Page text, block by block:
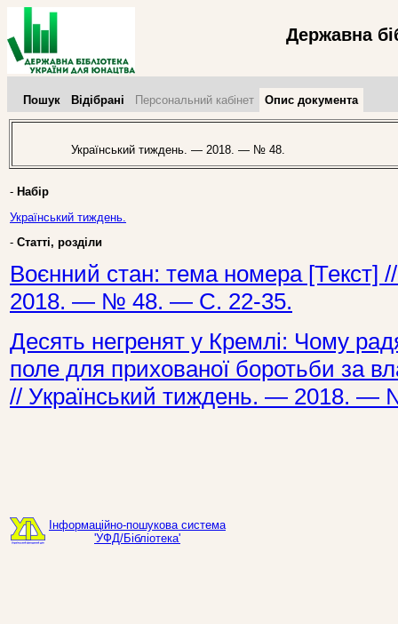
Державна
Пошук Відібрані Персональний кабінет Опис документа
Український тиждень. — 2018. — № 48.
- Набір
Український тиждень.
- Статті, розділи
Воєнний стан: тема номера [Текст]
2018. — № 48. — С. 22-35.
Десять негренят у Кремлі: Чому
поле для прихованої боротьби за
// Український тиждень. — 2018.
Інформаційно-пошукова система
'УФД/Бібліотека'